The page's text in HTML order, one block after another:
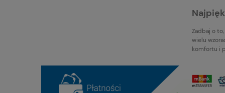
Zadbaj o
wielu
komfortu i